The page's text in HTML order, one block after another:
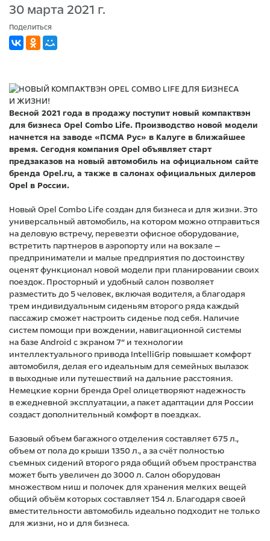
30 марта 2021 г.
Поделиться
Весной 2021 года в продажу поступит новый компактвэн
для бизнеса Opel Combo Life. Производство новой модели
начнется на заводе «ПСМА Рус» в Калуге в ближайшее
время. Сегодня компания Opel объявляет старт
предзаказов на новый автомобиль на официальном сайте
бренда Opel.ru, а также в салонах официальных дилеров
Opel в России.
Новый Opel Combo Life создан для бизнеса и для жизни. Это
универсальный автомобиль, на котором можно отправиться
на деловую встречу, перевезти офисное оборудование,
встретить партнеров в аэропорту или на вокзале —
предприниматели и малые предприятия по достоинству
оценят функционал новой модели при планировании своих
поездок. Просторный и удобный салон позволяет
разместить до 5 человек, включая водителя, а благодаря
трем индивидуальным сиденьям второго ряда каждый
пассажир сможет настроить сиденье под себя. Наличие
систем помощи при вождении, навигационной системы
на базе Android с экраном 7” и технологии
интеллектуального привода IntelliGrip повышает комфорт
автомобиля, делая его идеальным для семейных вылазок
в выходные или путешествий на дальние расстояния.
Немецкие корни бренда Opel олицетворяют надежность
в ежедневной эксплуатации, а пакет адаптации для России
создаст дополнительный комфорт в поездках.
Базовый объем багажного отделения составляет 675 л.,
объем от пола до крыши 1350 л., а за счёт полностью
съемных сидений второго ряда общий объем пространства
может быть увеличен до 3000 л. Салон оборудован
множеством ниш и полочек для хранения мелких вещей
общий объём которых составляет 154 л. Благодаря своей
вместительности автомобиль идеально подходит не только
для жизни, но и для бизнеса.